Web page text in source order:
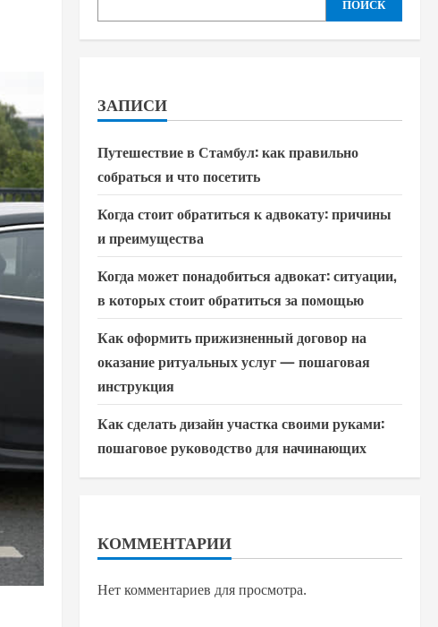
ПОИСК
ЗАПИСИ
Путешествие в Стамбул: как правильно
собраться и что посетить
Когда стоит обратиться к адвокату: причины
и преимущества
Когда может понадобиться адвокат: ситуации,
в которых стоит обратиться за помощью
Как оформить прижизненный договор на
оказание ритуальных услуг — пошаговая
инструкция
Как сделать дизайн участка своими руками:
пошаговое руководство для начинающих
КОММЕНТАРИИ
Нет комментариев для просмотра.